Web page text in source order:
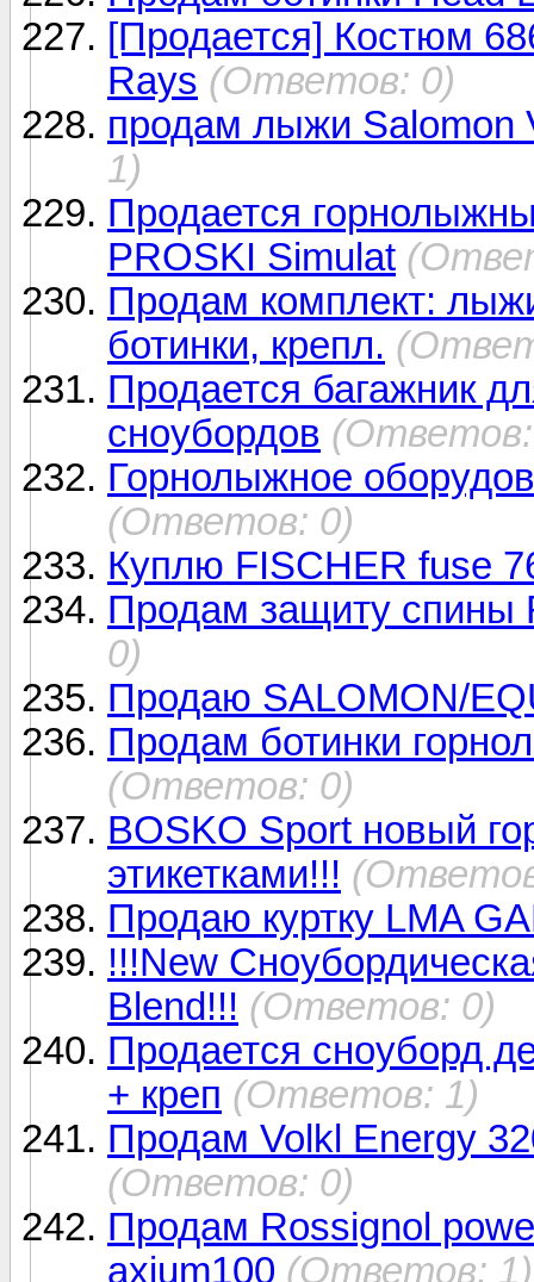
[Продается] Костюм
Rays (Ответов: 0)
продам лыжи Salomon
1)
Продается
PROSKI Simulat
Продам комплект:
ботинки, крепл.
Продается багажник
сноубордов
Горнолыжное
(Ответов: 0)
Куплю FISCHER fuse
Продам защиту спины
0)
Продаю SALOMON/
Продам ботинки
(Ответов: 0)
BOSKO Sport новый
этикетками!!!
Продаю куртку LMA
!!!New
Blend!!! (Ответов: 0)
Продается сноуборд
+ креп (Ответов: 1)
Продам Volkl Energy
(Ответов: 0)
Продам Rossignol
axium100 (Ответов: 1)